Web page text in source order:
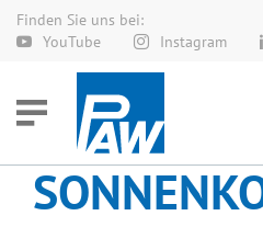
Finden Sie uns bei:
YouTube
Instagram
Direkt